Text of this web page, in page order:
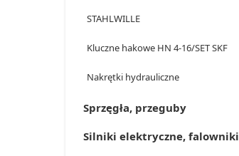
STAHLWILLE
Kluczne hakowe HN 4-16/SET SKF
Nakrętki hydrauliczne
Sprzęgła, przeguby
Silniki elektryczne, falowniki